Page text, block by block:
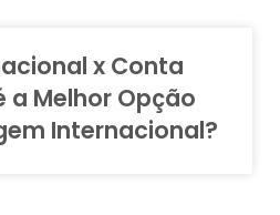
x Conta
a Melhor Opção
Internacional?